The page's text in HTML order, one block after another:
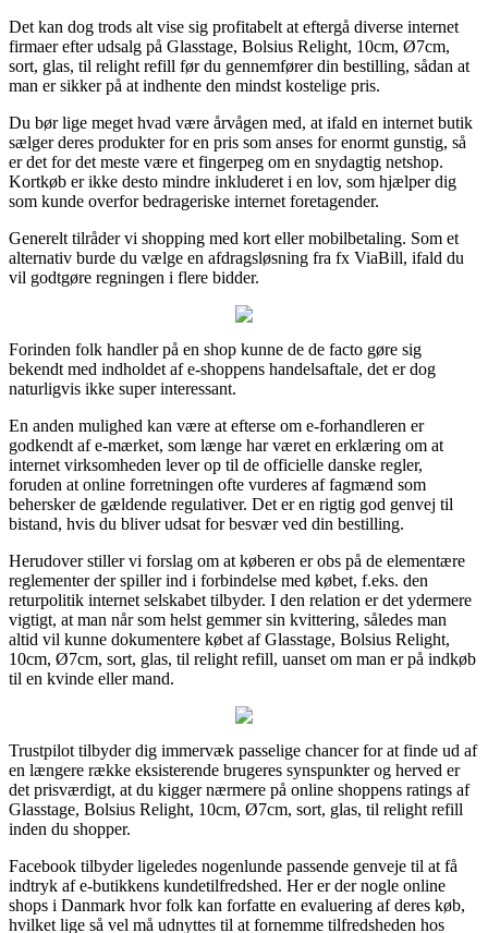
Det kan dog trods alt vise sig profitabelt at eftergå diverse internet
firmaer efter udsalg på Glasstage, Bolsius Relight, 10cm, Ø7cm,
sort, glas, til relight refill før du gennemfører din bestilling, sådan at
man er sikker på at indhente den mindst kostelige pris.
Du bør lige meget hvad være årvågen med, at ifald en internet butik
sælger deres produkter for en pris som anses for enormt gunstig, så
er det for det meste være et fingerpeg om en snydagtig netshop.
Kortkøb er ikke desto mindre inkluderet i en lov, som hjælper dig
som kunde overfor bedrageriske internet foretagender.
Generelt tilråder vi shopping med kort eller mobilbetaling. Som et
alternativ burde du vælge en afdragsløsning fra fx ViaBill, ifald du
vil godtgøre regningen i flere bidder.
Forinden folk handler på en shop kunne de de facto gøre sig
bekendt med indholdet af e-shoppens handelsaftale, det er dog
naturligvis ikke super interessant.
En anden mulighed kan være at efterse om e-forhandleren er
godkendt af e-mærket, som længe har været en erklæring om at
internet virksomheden lever op til de officielle danske regler,
foruden at online forretningen ofte vurderes af fagmænd som
behersker de gældende regulativer. Det er en rigtig god genvej til
bistand, hvis du bliver udsat for besvær ved din bestilling.
Herudover stiller vi forslag om at køberen er obs på de elementære
reglementer der spiller ind i forbindelse med købet, f.eks. den
returpolitik internet selskabet tilbyder. I den relation er det ydermere
vigtigt, at man når som helst gemmer sin kvittering, således man
altid vil kunne dokumentere købet af Glasstage, Bolsius Relight,
10cm, Ø7cm, sort, glas, til relight refill, uanset om man er på indkøb
til en kvinde eller mand.
Trustpilot tilbyder dig immervæk passelige chancer for at finde ud af
en længere række eksisterende brugeres synspunkter og herved er
det prisværdigt, at du kigger nærmere på online shoppens ratings af
Glasstage, Bolsius Relight, 10cm, Ø7cm, sort, glas, til relight refill
inden du shopper.
Facebook tilbyder ligeledes nogenlunde passende genveje til at få
indtryk af e-butikkens kundetilfredshed. Her er der nogle online
shops i Danmark hvor folk kan forfatte en evaluering af deres køb,
hvilket lige så vel må udnyttes til at fornemme tilfredsheden hos